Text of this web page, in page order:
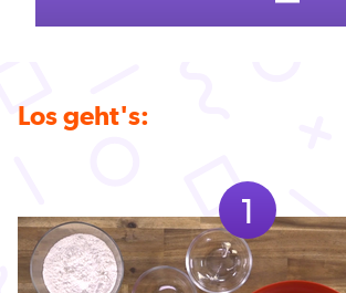
Los geht's:
1